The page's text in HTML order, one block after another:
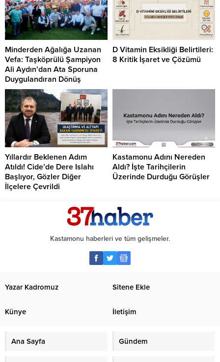
Minderden Ağalığa Uzanan
Vefa: Taşköprülü Şampiyon
Ali Aydın’dan Ata Sporuna
Duygulandıran Dönüş
D Vitamin Eksikliği Belirtileri:
8 Kritik İşaret ve Çözümü
Yıllardır Beklenen Adım
Atıldı! Cide’de Dere Islahı
Başlıyor, Gözler Diğer
İlçelere Çevrildi
Kastamonu Adını Nereden
Aldı? İşte Tarihçilerin
Üzerinde Durduğu Görüşler
Kastamonu haberleri ve tüm gelişmeler.
Yazar Kadromuz Sitene Ekle
Künye İletişim
Ana Sayfa Gündem